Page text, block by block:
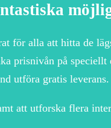
för alla att hitta de
prisnivån på
utföra gratis leverans.
att utforska flera